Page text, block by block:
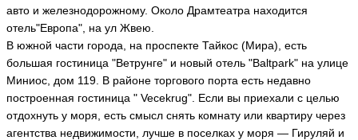
авто и железнодорожному. Около Драмтеатра находится
отель"Европа", на ул Жвею.
В южной части города, на проспекте Тайкос (Мира), есть
большая гостиница "Ветрунге" и новый отель "Baltpark" на улице
Миниос, дом 119. В районе торгового порта есть недавно
построенная гостиница " Vecekrug". Если вы приехали с целью
отдохнуть у моря, есть смысл снять комнату или квартиру через
агентства недвижимости, лучше в поселках у моря — Гируляй и